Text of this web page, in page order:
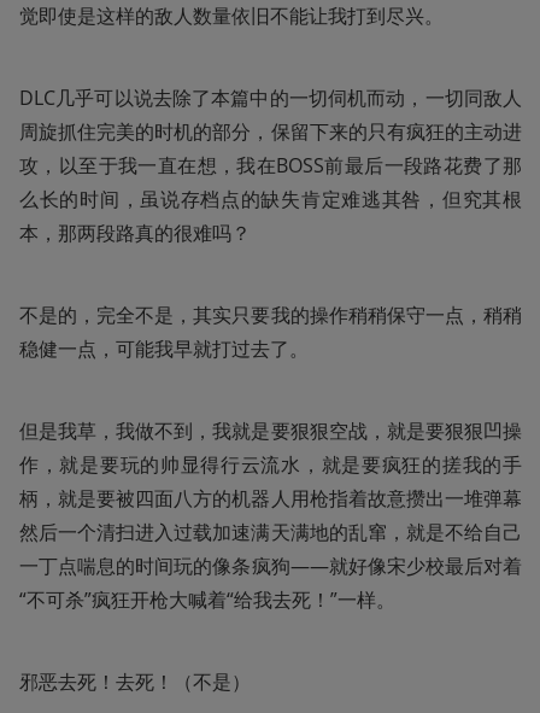
觉即使是这样的敌人数量依旧不能让我打到尽兴。
DLC几乎可以说去除了本篇中的一切伺机而动，一切同敌人
周旋抓住完美的时机的部分，保留下来的只有疯狂的主动进
攻，以至于我一直在想，我在BOSS前最后一段路花费了那
么长的时间，虽说存档点的缺失肯定难逃其咎，但究其根
本，那两段路真的很难吗？
不是的，完全不是，其实只要我的操作稍稍保守一点，稍稍
稳健一点，可能我早就打过去了。
但是我草，我做不到，我就是要狠狠空战，就是要狠狠凹操
作，就是要玩的帅显得行云流水，就是要疯狂的搓我的手
柄，就是要被四面八方的机器人用枪指着故意攒出一堆弹幕
然后一个清扫进入过载加速满天满地的乱窜，就是不给自己
一丁点喘息的时间玩的像条疯狗——就好像宋少校最后对着
“不可杀”疯狂开枪大喊着“给我去死！”一样。
邪恶去死！去死！（不是）